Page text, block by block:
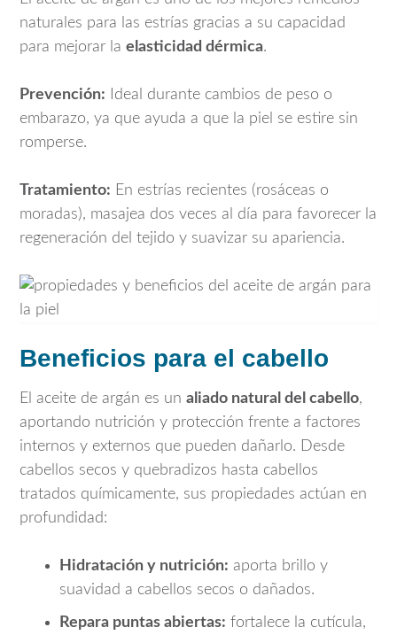
naturales para las estrías gracias a su capacidad
para mejorar la elasticidad dérmica.
Prevención: Ideal durante cambios de peso o
embarazo, ya que ayuda a que la piel se estire sin
romperse.
Tratamiento: En estrías recientes (rosáceas o
moradas), masajea dos veces al día para favorecer la
regeneración del tejido y suavizar su apariencia.
Beneficios para el cabello
El aceite de argán es un aliado natural del cabello,
aportando nutrición y protección frente a factores
internos y externos que pueden dañarlo. Desde
cabellos secos y quebradizos hasta cabellos
tratados químicamente, sus propiedades actúan en
profundidad:
Hidratación y nutrición: aporta brillo y
suavidad a cabellos secos o dañados.
Repara puntas abiertas: fortalece la cutícula,